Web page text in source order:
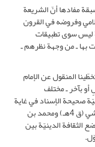
مفادها أنّ الشريعة
وفروضه في القرون
ليس سوى تطبيقات
بها ـ من وجهة نظرهم ـ
المنقول عن الإمام
أو بآخر ـ مختلف
صحيحة الإسناد في غاية
الأهميّة، نقلها لنا محمد بن مسعود العياشي (ق 4هـ) ومحمد بن
الثقافة الدينيّة بين